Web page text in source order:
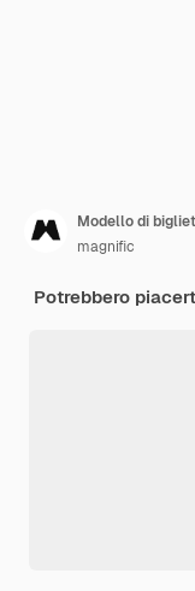
Modello di
magnific
Potrebbero